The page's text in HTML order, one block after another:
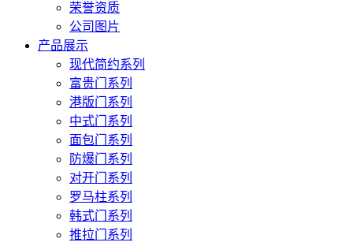
荣誉资质
公司图片
产品展示
现代简约系列
富贵门系列
港版门系列
中式门系列
面包门系列
防爆门系列
对开门系列
罗马柱系列
韩式门系列
推拉门系列